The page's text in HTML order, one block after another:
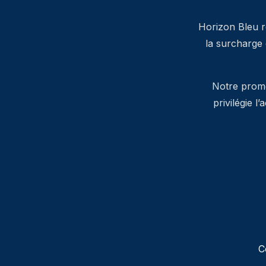
Horizon Bleu
la
Notre
privilégie